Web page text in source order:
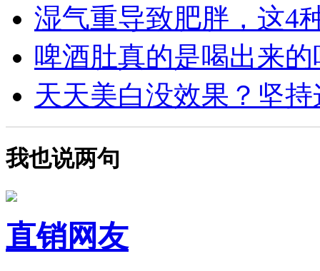
湿气重导致肥胖，这4
啤酒肚真的是喝出来的
天天美白没效果？坚持
我也说两句
直销网友